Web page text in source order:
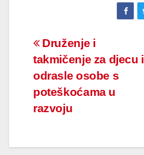
Navigacija
članaka
Druženje i
takmičenje za djecu i
odrasle osobe s
poteškoćama u
razvoju